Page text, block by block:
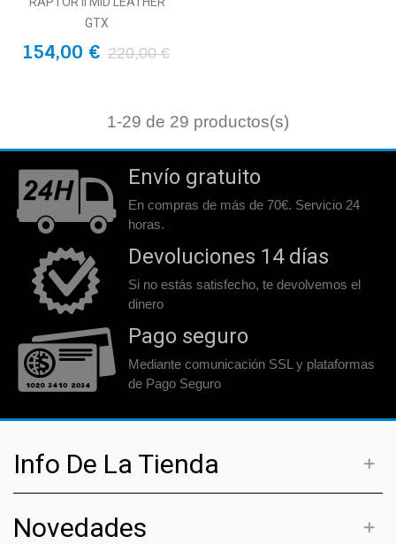
GTX
154,00 € 220,00 €
1-29 de 29 productos(s)
Envío gratuito
En compras de más de 70€. Servicio 24
horas.
Devoluciones 14 días
Si no estás satisfecho, te devolvemos el
dinero
Pago seguro
Mediante comunicación SSL y plataformas
de Pago Seguro
Info De La Tienda
Novedades